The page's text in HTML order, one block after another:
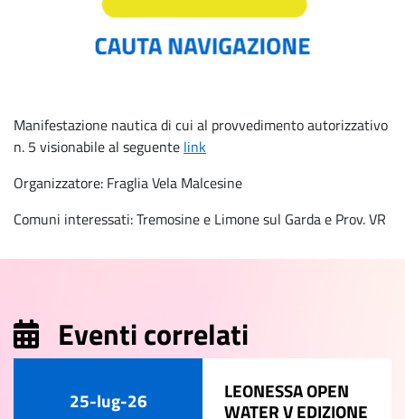
Manifestazione nautica di cui al provvedimento autorizzativo
n. 5 visionabile al seguente link
Organizzatore: Fraglia Vela Malcesine
Comuni interessati: Tremosine e Limone sul Garda e Prov. VR
Eventi correlati
25-lug-26 LEONESSA OPEN
WATER V EDIZIONE